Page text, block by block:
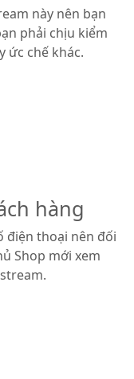
này nên bạn
phải chịu kiểm
ức chế khác.
hàng
điện thoại nên đối
Shop mới xem